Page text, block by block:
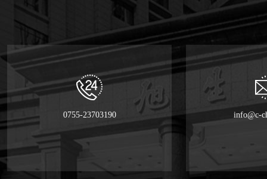
0755-23703190 info@c-